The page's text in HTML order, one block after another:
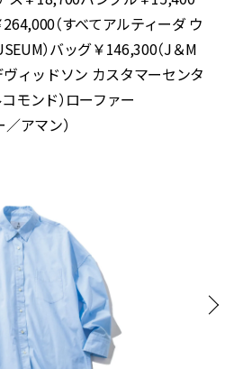
（すべてアルティーダ ウ
）バッグ￥146,300（J＆M
ィッドソン カスタマーセンタ
モンド）ローファー
アマン）